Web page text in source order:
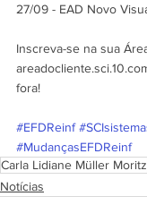
27/09 - EAD Novo
Inscreva-se na sua
fora!
#EFDReinf
#MudançasEFDReinf
Carla Lidiane Müller Moritz
Notícias